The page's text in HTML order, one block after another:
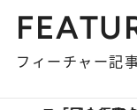
フィーチャー記